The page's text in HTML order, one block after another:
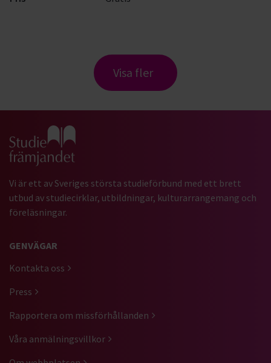
Visa fler
Gå till studiefrämjandets startsida
Vi är ett av Sveriges största studieförbund med ett brett
utbud av studiecirklar, utbildningar, kulturarrangemang och
föreläsningar.
GENVÄGAR
Kontakta oss
Press
Rapportera om missförhållanden
Våra anmälningsvillkor